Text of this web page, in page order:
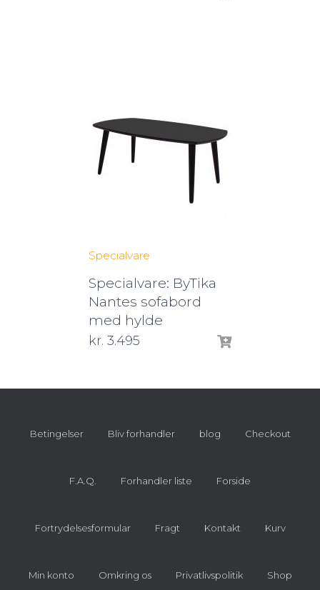
Specialvare
Specialvare: ByTika
Nantes sofabord
med hylde
kr. 3.495
Betingelser Bliv forhandler blog Checkout
F.A.Q. Forhandler liste Forside
Fortrydelsesformular Fragt Kontakt Kurv
Min konto Omkring os Privatlivspolitik Shop